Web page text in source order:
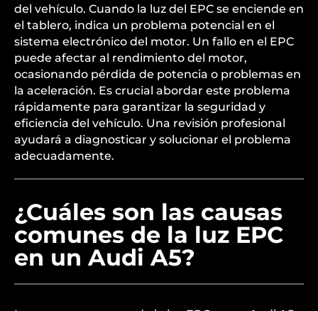
del vehículo. Cuando la luz del EPC se enciende en
el tablero, indica un problema potencial en el
sistema electrónico del motor. Un fallo en el EPC
puede afectar al rendimiento del motor,
ocasionando pérdida de potencia o problemas en
la aceleración. Es crucial abordar este problema
rápidamente para garantizar la seguridad y
eficiencia del vehículo. Una revisión profesional
ayudará a diagnosticar y solucionar el problema
adecuadamente.
¿Cuáles son las causas
comunes de la luz EPC
en un Audi A5?